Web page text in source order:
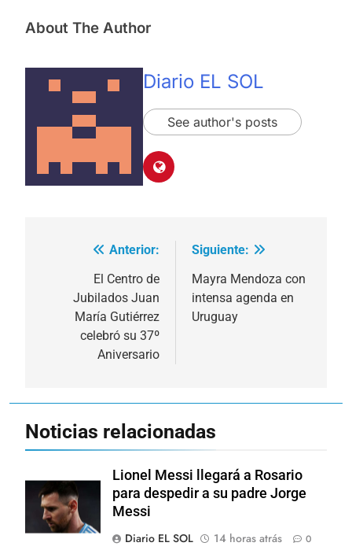
About The Author
Diario EL SOL
See author's posts
Navegación
entradas
Anterior:
El Centro de
Jubilados Juan
María Gutiérrez
celebró su 37º
Aniversario
Siguiente:
Mayra Mendoza con
intensa agenda en
Uruguay
Noticias relacionadas
Lionel Messi llegará a Rosario
para despedir a su padre Jorge
Messi
Diario EL SOL
14 horas atrás 0